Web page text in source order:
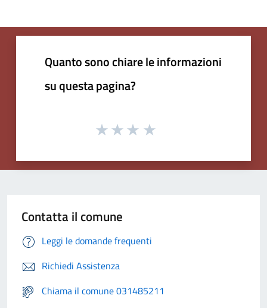
Quanto sono chiare le informazioni
su questa pagina?
Contatta il comune
Leggi le domande frequenti
Richiedi Assistenza
Chiama il comune 031485211